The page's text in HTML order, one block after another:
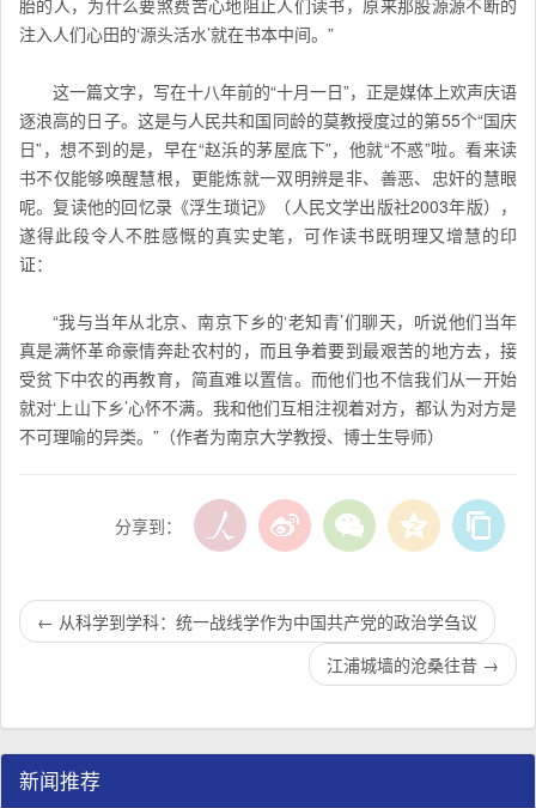
胎的人，为什么要煞费苦心地阻止人们读书，原来那股源源不断的
注入人们心田的‘源头活水’就在书本中间。”
这一篇文字，写在十八年前的“十月一日”，正是媒体上欢声庆语
逐浪高的日子。这是与人民共和国同龄的莫教授度过的第55个“国庆
日”，想不到的是，早在“赵浜的茅屋底下”，他就“不惑”啦。看来读
书不仅能够唤醒慧根，更能炼就一双明辨是非、善恶、忠奸的慧眼
呢。复读他的回忆录《浮生琐记》（人民文学出版社2003年版），
遂得此段令人不胜感慨的真实史笔，可作读书既明理又增慧的印
证：
“我与当年从北京、南京下乡的‘老知青’们聊天，听说他们当年
真是满怀革命豪情奔赴农村的，而且争着要到最艰苦的地方去，接
受贫下中农的再教育，简直难以置信。而他们也不信我们从一开始
就对‘上山下乡’心怀不满。我和他们互相注视着对方，都认为对方是
不可理喻的异类。” （作者为南京大学教授、博士生导师）
分享到：
← 从科学到学科：统一战线学作为中国共产党的政治学刍议
江浦城墙的沧桑往昔 →
新闻推荐